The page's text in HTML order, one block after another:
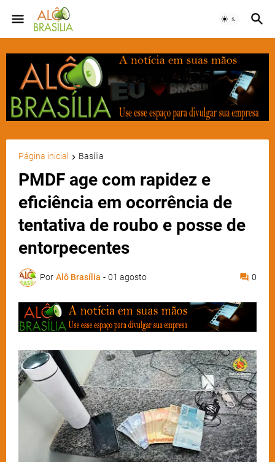
Página inicial Basília
PMDF age com rapidez e
eficiência em ocorrência de
tentativa de roubo e posse de
entorpecentes
Por Alô Brasília - 01 agosto 0